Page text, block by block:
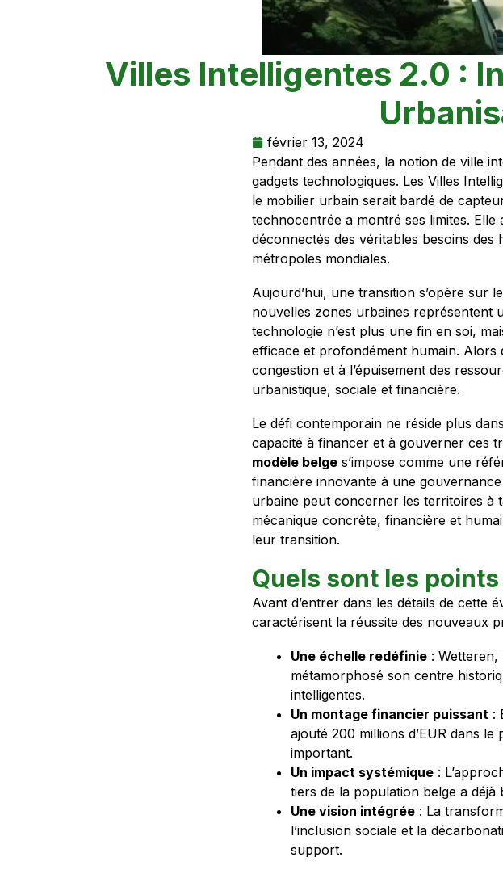
Villes Intelligentes 2.0 :
février 13, 2024
Pendant des années, la notion de ville
gadgets technologiques. Les Villes
le mobilier urbain serait bardé de
technocentrée a montré ses limites.
déconnectés des véritables besoins des
métropoles mondiales.
Aujourd’hui, une transition s’opère sur
nouvelles zones urbaines représentent
technologie n’est plus une fin en soi,
efficace et profondément humain.
congestion et à l’épuisement des
urbanistique, sociale et financière.
Le défi contemporain ne réside plus
capacité à financer et à gouverner ces
modèle belge s’impose comme une
financière innovante à une
urbaine peut concerner les territoires à
mécanique concrète, financière et
leur transition.
Quels sont les
Avant d’entrer dans les détails de cette
caractérisent la réussite des nouveaux
Une échelle redéfinie : Wetteren,
métamorphosé son centre
intelligentes.
Un montage financier puissant :
ajouté 200 millions d’EUR dans
important.
Un impact systémique :
tiers de la population belge a déjà
Une vision intégrée : La
l’inclusion sociale et la
support.